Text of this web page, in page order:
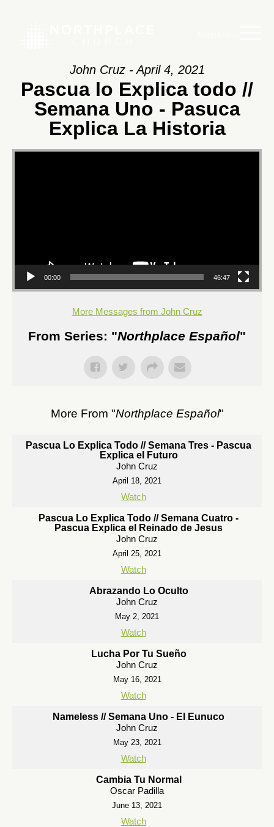
John Cruz - April 4, 2021
Pascua lo Explica todo //
Semana Uno - Pasuca
Explica La Historia
00:00 46:47
More Messages from John Cruz
From Series: "Northplace Español"
More From "Northplace Español"
Pascua Lo Explica Todo // Semana Tres - Pascua
Explica el Futuro
John Cruz
April 18, 2021
Watch
Pascua Lo Explica Todo // Semana Cuatro -
Pascua Explica el Reinado de Jesus
John Cruz
April 25, 2021
Watch
Abrazando Lo Oculto
John Cruz
May 2, 2021
Watch
Lucha Por Tu Sueño
John Cruz
May 16, 2021
Watch
Nameless // Semana Uno - El Eunuco
John Cruz
May 23, 2021
Watch
Cambia Tu Normal
Oscar Padilla
June 13, 2021
Watch